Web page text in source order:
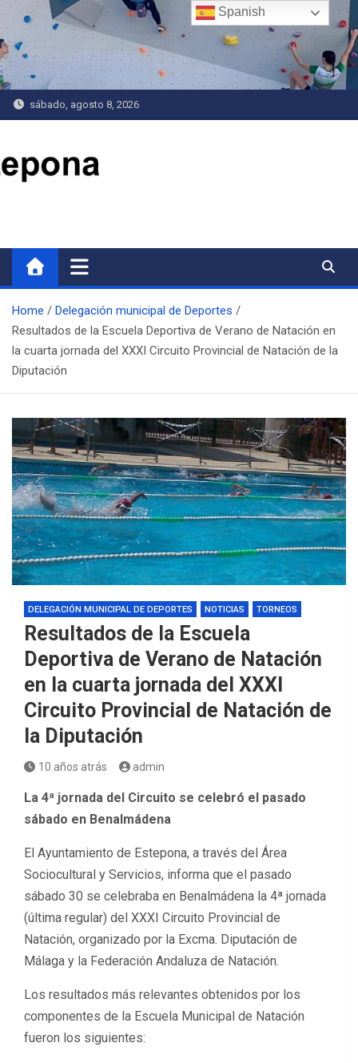
Saltar
al
contenido
sábado, agosto 8, 2026
Home
Delegación municipal de Deportes
Resultados de la Escuela Deportiva de Verano de Natación en
la cuarta jornada del XXXI Circuito Provincial de Natación de la
Diputación
DELEGACIÓN MUNICIPAL DE DEPORTES NOTICIAS TORNEOS
Resultados de la Escuela
Deportiva de Verano de Natación
en la cuarta jornada del XXXI
Circuito Provincial de Natación de
la Diputación
10 años atrás admin
La 4ª jornada del Circuito se celebró el pasado
sábado en Benalmádena
El Ayuntamiento de Estepona, a través del Área
Sociocultural y Servicios, informa que el pasado
sábado 30 se celebraba en Benalmádena la 4ª jornada
(última regular) del XXXI Circuito Provincial de
Natación, organizado por la Excma. Diputación de
Málaga y la Federación Andaluza de Natación.
Los resultados más relevantes obtenidos por los
componentes de la Escuela Municipal de Natación
fueron los siguientes:
Spanish